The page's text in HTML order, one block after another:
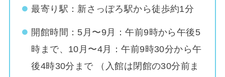
最寄り駅：新さっぽろ駅から徒歩約1分
開館時間：5月〜9月：午前9時から午後5
時まで、10月〜4月：午前9時30分から午
後4時30分まで （入館は閉館の30分前ま